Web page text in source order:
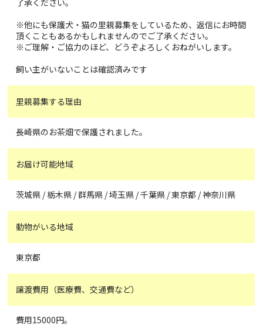
※他にも保護犬・猫の里親募集をしているため、返信にお時間
頂くこともあるかもしれませんのでご了承ください。
※ご理解・ご協力のほど、どうぞよろしくおねがいします。
飼い主がいないことは確認済みです
里親募集する理由
長崎県のお茶畑で保護されました。
お届け可能地域
茨城県 / 栃木県 / 群馬県 / 埼玉県 / 千葉県 / 東京都 / 神奈川県
動物がいる地域
東京都
譲渡費用（医療費、交通費など）
費用15000円。